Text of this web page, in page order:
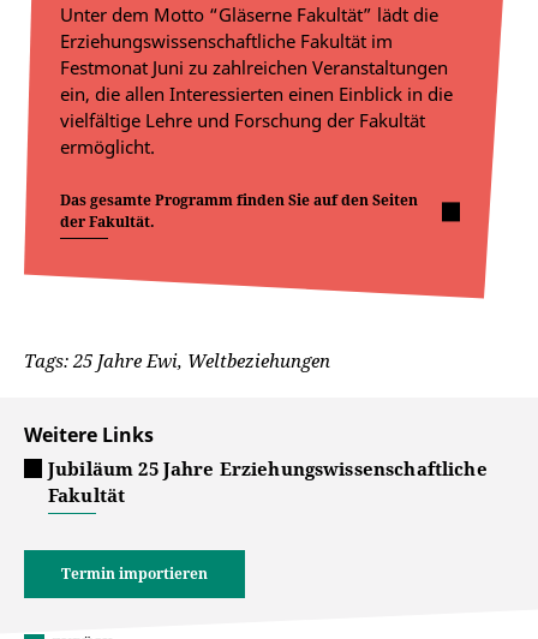
Unter dem Motto “Gläserne Fakultät” lädt die
Erziehungswissenschaftliche Fakultät im
Festmonat Juni zu zahlreichen Veranstaltungen
ein, die allen Interessierten einen Einblick in die
vielfältige Lehre und Forschung der Fakultät
ermöglicht.
Das gesamte Programm finden Sie auf den Seiten
der Fakultät.
Tags: 25 Jahre Ewi, Weltbeziehungen
Weitere Links
Jubiläum 25 Jahre Erziehungswissenschaftliche
Fakultät
Termin importieren